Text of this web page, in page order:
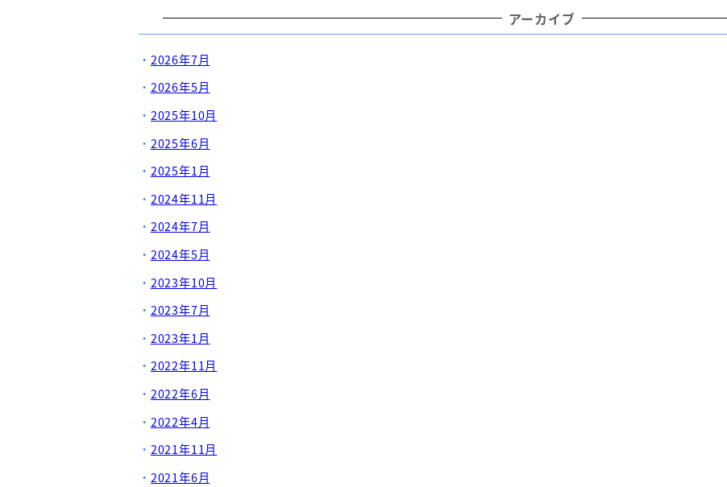
アーカイブ
2026年7月
2026年5月
2025年10月
2025年6月
2025年1月
2024年11月
2024年7月
2024年5月
2023年10月
2023年7月
2023年1月
2022年11月
2022年6月
2022年4月
2021年11月
2021年6月